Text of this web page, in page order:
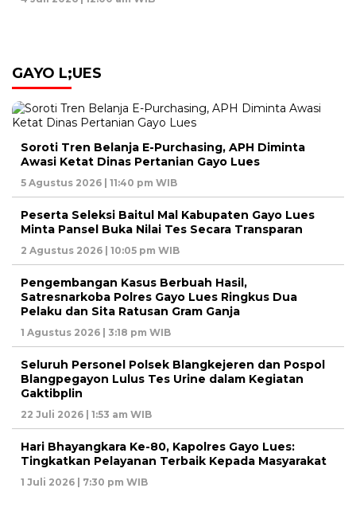
GAYO L;UES
Soroti Tren Belanja E-Purchasing, APH Diminta
Awasi Ketat Dinas Pertanian Gayo Lues
5 Agustus 2026 | 11:40 pm WIB
Peserta Seleksi Baitul Mal Kabupaten Gayo Lues
Minta Pansel Buka Nilai Tes Secara Transparan
2 Agustus 2026 | 10:05 pm WIB
Pengembangan Kasus Berbuah Hasil,
Satresnarkoba Polres Gayo Lues Ringkus Dua
Pelaku dan Sita Ratusan Gram Ganja
1 Agustus 2026 | 3:18 pm WIB
Seluruh Personel Polsek Blangkejeren dan Pospol
Blangpegayon Lulus Tes Urine dalam Kegiatan
Gaktibplin
22 Juli 2026 | 1:53 am WIB
Hari Bhayangkara Ke-80, Kapolres Gayo Lues:
Tingkatkan Pelayanan Terbaik Kepada Masyarakat
1 Juli 2026 | 7:30 pm WIB